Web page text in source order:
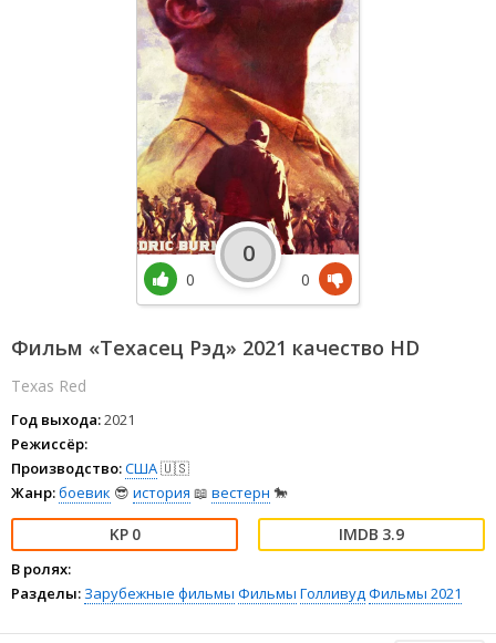
Фильм «Техасец Рэд» 2021 качество HD
Texas Red
Год выхода:2021
Режиссёр:
Производство:США🇺🇸
Жанр:боевик 😎 история 📖 вестерн 🐎
0 3.9
В ролях:
Разделы: Зарубежные фильмы Фильмы ГолливудФильмы 2021
0
0
0